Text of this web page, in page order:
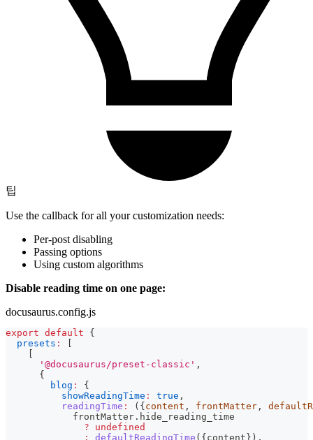
팁
Use the callback for all your customization needs:
Per-post disabling
Passing options
Using custom algorithms
Disable reading time on one page:
docusaurus.config.js
export default
{
presets :
'@docusaurus/preset-classic' ,
{
blog :
{
showReadingTime : true ,
readingTime : ( { content , frontMatter ,
            frontMatter
. hide_reading_time
?
undefined
:
defaultReadingTime ( { content } ) ,